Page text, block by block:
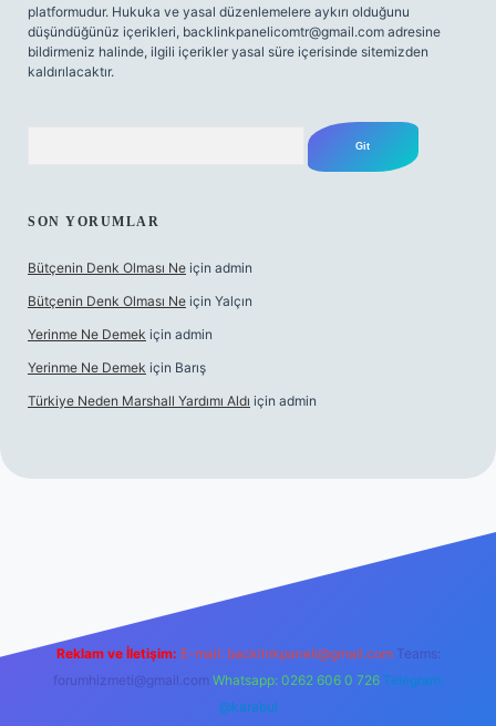
platformudur. Hukuka ve yasal düzenlemelere aykırı olduğunu
düşündüğünüz içerikleri, backlinkpanelicomtr@gmail.com adresine
bildirmeniz halinde, ilgili içerikler yasal süre içerisinde sitemizden
kaldırılacaktır.
SON YORUMLAR
Bütçenin Denk Olması Ne için admin
Bütçenin Denk Olması Ne için Yalçın
Yerinme Ne Demek için admin
Yerinme Ne Demek için Barış
Türkiye Neden Marshall Yardımı Aldı için admin
hiltonbet yeni giriş
Reklam ve İletişim: E-mail: backlinkpaneli@gmail.com Teams:
forumhizmeti@gmail.com Whatsapp: 0262 606 0 726 Telegram:
@karabul